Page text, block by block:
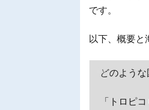
です。
以下、概要と
どのような
「トロピ